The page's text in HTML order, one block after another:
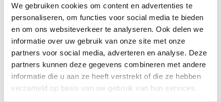
We gebruiken cookies om content en advertenties te
personaliseren, om functies voor social media te bieden
en om ons websiteverkeer te analyseren. Ook delen we
informatie over uw gebruik van onze site met onze
partners voor social media, adverteren en analyse. Deze
partners kunnen deze gegevens combineren met andere
informatie die u aan ze heeft verstrekt of die ze hebben
verzameld op basis van uw gebruik van hun services.